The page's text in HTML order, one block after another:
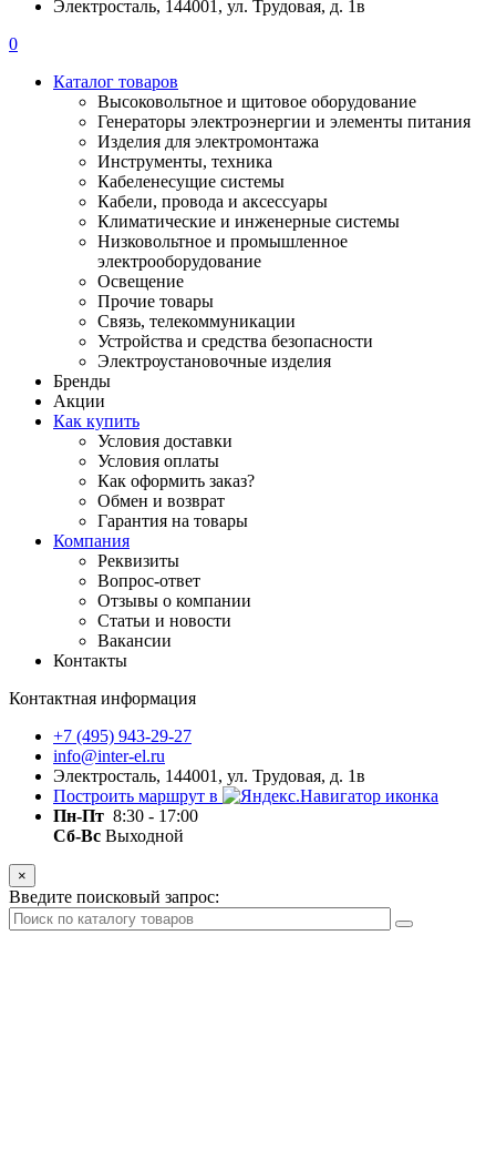
Электросталь, 144001, ул. Трудовая, д. 1в
0
Каталог товаров
Высоковольтное и щитовое оборудование
Генераторы электроэнергии и элементы питания
Изделия для электромонтажа
Инструменты, техника
Кабеленесущие системы
Кабели, провода и аксессуары
Климатические и инженерные системы
Низковольтное и промышленное
электрооборудование
Освещение
Прочие товары
Связь, телекоммуникации
Устройства и средства безопасности
Электроустановочные изделия
Бренды
Акции
Как купить
Условия доставки
Условия оплаты
Как оформить заказ?
Обмен и возврат
Гарантия на товары
Компания
Реквизиты
Вопрос-ответ
Отзывы о компании
Статьи и новости
Вакансии
Контакты
Контактная информация
+7 (495) 943-29-27
info@inter-el.ru
Электросталь, 144001, ул. Трудовая, д. 1в
Построить маршрут в
Пн-Пт 8:30 - 17:00
Сб-Вс Выходной
×
Введите поисковый запрос: